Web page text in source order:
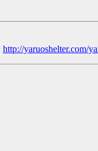
http://yaruoshelter.com/